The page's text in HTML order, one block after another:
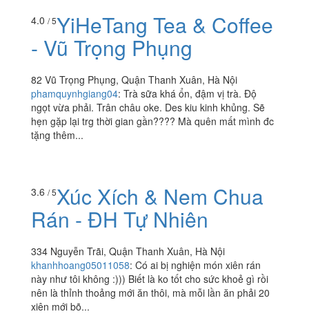
4.0 / 5YiHeTang Tea & Coffee
- Vũ Trọng Phụng
82 Vũ Trọng Phụng, Quận Thanh Xuân, Hà Nội
phamquynhgiang04: Trà sữa khá ổn, đậm vị trà. Độ
ngọt vừa phải. Trân châu oke. Des kiu kinh khủng. Sẽ
hẹn gặp lại trg thời gian gần???? Mà quên mất mình đc
tặng thêm...
3.6 / 5Xúc Xích & Nem Chua
Rán - ĐH Tự Nhiên
334 Nguyễn Trãi, Quận Thanh Xuân, Hà Nội
khanhhoang05011058: Có ai bị nghiện món xiên rán
này như tôi không :))) Biết là ko tốt cho sức khoẻ gì rồi
nên là thỉnh thoảng mới ăn thôi, mà mỗi lần ăn phải 20
xiên mới bõ...